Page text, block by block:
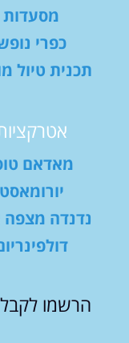
מסעדות
כפרי
תכנית טיול
מאדאם
יורומאסט
נדנדה
הרשמו